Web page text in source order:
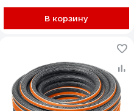
В корзину